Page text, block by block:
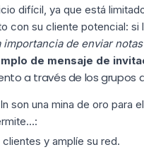
difícil, ya que está
con su cliente potencial: si
importancia de enviar
de mensaje de
a través de los grupos
son una mina de oro para
y amplíe su red.